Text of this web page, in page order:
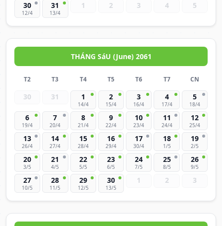
30
12/4
31
13/4
1 2 3 4 5
THÁNG SáU (June) 2061
T2 T3 T4 T5 T6 T7 CN
30 31 1
14/4
2
15/4
3
16/4
4
17/4
5
18/4
6
19/4
7
20/4
8
21/4
9
22/4
10
23/4
11
24/4
12
25/4
13
26/4
14
27/4
15
28/4
16
29/4
17
30/4
18
1/5
19
2/5
20
3/5
21
4/5
22
5/5
23
6/5
24
7/5
25
8/5
26
9/5
27
10/5
28
11/5
29
12/5
30
13/5
1 2 3